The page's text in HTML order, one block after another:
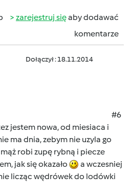
zarejestruj sięaby dodawać
komentarze
Dołączył : 18.11.2014
#6
jestem nowa, od miesiaca i
ma dnia, zebym nie uzyla go
robi zupę rybną i piecze
jak się okazało
a wczesniej
licząc wędrówek do lodówki